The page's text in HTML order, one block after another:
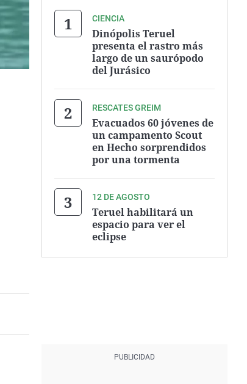
CIENCIA
Dinópolis Teruel
presenta el rastro más
largo de un saurópodo
del Jurásico
RESCATES GREIM
Evacuados 60 jóvenes de
un campamento Scout
en Hecho sorprendidos
por una tormenta
12 DE AGOSTO
Teruel habilitará un
espacio para ver el
eclipse